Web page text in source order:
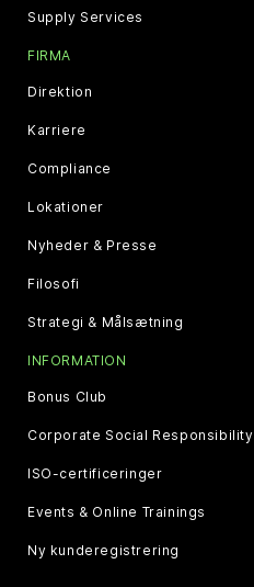
Supply Services
FIRMA
Direktion
Karriere
Compliance
Lokationer
Nyheder & Presse
Filosofi
Strategi & Målsætning
INFORMATION
Bonus Club
Corporate Social Responsibility
ISO-certificeringer
Events & Online Trainings
Ny kunderegistrering